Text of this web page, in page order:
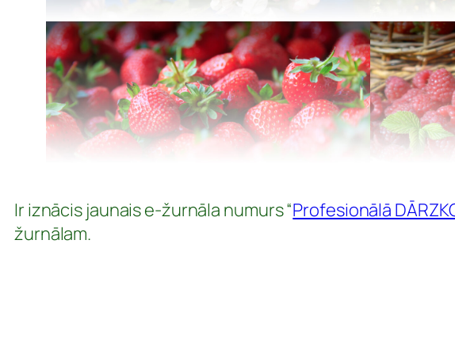
Ir iznācis jaunais e-žurnāla numurs “Profesionālā
žurnālam.